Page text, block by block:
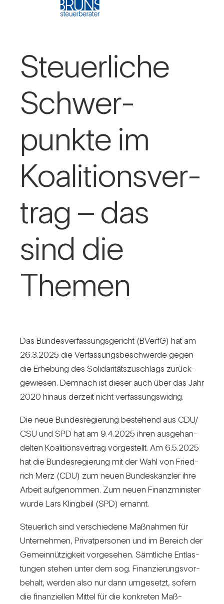
Steu­er­liche
Schwer­
punkte im
Koali­ti­ons­ver­
trag – das
sind die
Themen
Das Bun­des­ver­fas­sungs­ge­richt (BVerfG) hat am
26.3.2025 die Ver­fas­sungs­be­schwerde gegen
die Erhe­bung des Soli­da­ri­täts­zu­schlags zurück­
ge­wiesen. Dem­nach ist dieser auch über das Jahr
2020 hinaus der­zeit nicht ver­fas­sungs­widrig.
Die neue Bun­des­re­gie­rung bestehend aus CDU/​
CSU und SPD hat am 9.4.2025 ihren aus­ge­han­
delten Koali­ti­ons­ver­trag vor­ge­stellt. Am 6.5.2025
hat die Bun­des­re­gie­rung mit der Wahl von Fried­
rich Merz (CDU) zum neuen Bun­des­kanzler ihre
Arbeit auf­ge­nommen. Zum neuen Finanz­mi­nister
wurde Lars Kling­beil (SPD) ernannt.
Steu­er­lich sind ver­schie­dene Maß­nahmen für
Unter­nehmen, Pri­vat­per­sonen und im Bereich der
Gemein­nüt­zig­keit vor­ge­sehen. Sämt­liche Ent­las­
tungen stehen unter dem sog. Finan­zie­rungs­vor­
be­halt, werden also nur dann umge­setzt, sofern
die finan­zi­ellen Mittel für die kon­kreten Maß­